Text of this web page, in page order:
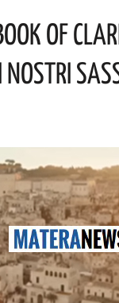
DI “GRANDE ANIMA”. IL CONCERTO AD
A 17 ANNI E SORPASSO A DESTRA IN
Of